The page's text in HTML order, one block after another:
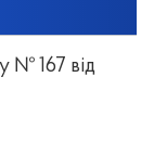
№ 167 від